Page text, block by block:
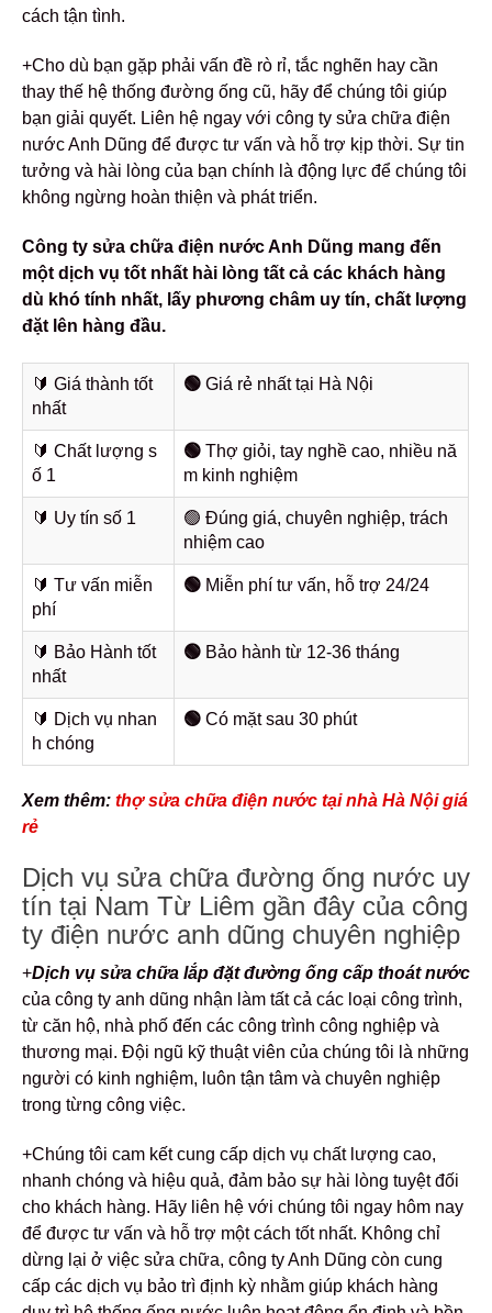
cách tận tình.
+Cho dù bạn gặp phải vấn đề rò rỉ, tắc nghẽn hay cần
thay thế hệ thống đường ống cũ, hãy để chúng tôi giúp
bạn giải quyết. Liên hệ ngay với công ty sửa chữa điện
nước Anh Dũng để được tư vấn và hỗ trợ kịp thời. Sự tin
tưởng và hài lòng của bạn chính là động lực để chúng tôi
không ngừng hoàn thiện và phát triển.
Công ty sửa chữa điện nước Anh Dũng mang đến
một dịch vụ tốt nhất hài lòng tất cả các khách hàng
dù khó tính nhất, lấy phương châm uy tín, chất lượng
đặt lên hàng đầu.
🔰️ Giá thành tốt
nhất
🟢 Giá rẻ nhất tại Hà Nội
🔰️ Chất lượng s
ố 1
🟢 Thợ giỏi, tay nghề cao, nhiều nă
m kinh nghiệm
🔰️ Uy tín số 1
🟢 Đúng giá, chuyên nghiệp, trách
nhiệm cao
🔰️ Tư vấn miễn
phí
🟢 Miễn phí tư vấn, hỗ trợ 24/24
🔰️ Bảo Hành tốt
nhất
🟢 Bảo hành từ 12-36 tháng
🔰️ Dịch vụ nhan
h chóng
🟢 Có mặt sau 30 phút
Xem thêm: thợ sửa chữa điện nước tại nhà Hà Nội giá
rẻ
Dịch vụ sửa chữa đường ống nước uy
tín tại Nam Từ Liêm gần đây của công
ty điện nước anh dũng chuyên nghiệp
+Dịch vụ sửa chữa lắp đặt đường ống cấp thoát nước
của công ty anh dũng nhận làm tất cả các loại công trình,
từ căn hộ, nhà phố đến các công trình công nghiệp và
thương mại. Đội ngũ kỹ thuật viên của chúng tôi là những
người có kinh nghiệm, luôn tận tâm và chuyên nghiệp
trong từng công việc.
+Chúng tôi cam kết cung cấp dịch vụ chất lượng cao,
nhanh chóng và hiệu quả, đảm bảo sự hài lòng tuyệt đối
cho khách hàng. Hãy liên hệ với chúng tôi ngay hôm nay
để được tư vấn và hỗ trợ một cách tốt nhất. Không chỉ
dừng lại ở việc sửa chữa, công ty Anh Dũng còn cung
cấp các dịch vụ bảo trì định kỳ nhằm giúp khách hàng